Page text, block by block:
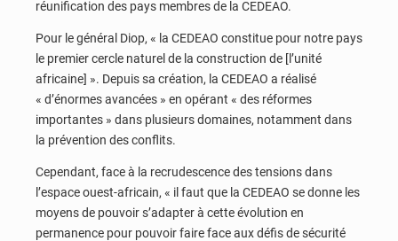
réunification des pays membres de la CEDEAO.
Pour le général Diop, « la CEDEAO constitue pour notre pays
le premier cercle naturel de la construction de [l’unité
africaine] ». Depuis sa création, la CEDEAO a réalisé
« d’énormes avancées » en opérant « des réformes
importantes » dans plusieurs domaines, notamment dans
la prévention des conflits.
Cependant, face à la recrudescence des tensions dans
l’espace ouest-africain, « il faut que la CEDEAO se donne les
moyens de pouvoir s’adapter à cette évolution en
permanence pour pouvoir faire face aux défis de sécurité